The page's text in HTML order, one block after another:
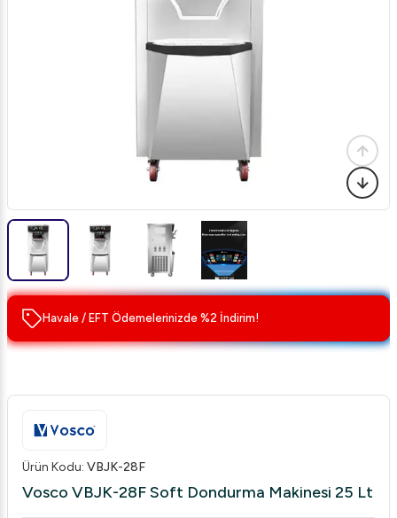
Havale / EFT Ödemelerinizde %2 İndirim!
Ürün Kodu: VBJK-28F
Vosco VBJK-28F Soft Dondurma Makinesi 25 Lt